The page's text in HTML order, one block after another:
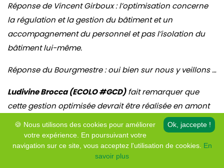
Réponse de Vincent Girboux : l’optimisation concerne
la régulation et la gestion du bâtiment et un
accompagnement du personnel et pas l’isolation du
bâtiment lui-même.
Réponse du Bourgmestre : oui bien sur nous y veillons …
Ludivine Brocca (ECOLO #GCD)fait remarquer que
cette gestion optimisée devrait être réalisée en amont
pour éviter des surcoûts par après …
Approuvé à l’unanimité.
Ok, jaccepte !
🍪 Nous utilisons des cookies pour améliorer
votre expérience. En poursuivant votre
navigation sur ce site, vous acceptez l'utilisation de cookies. En
savoir plus